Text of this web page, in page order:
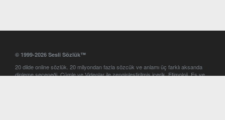
© 1999-2026 Sesli Sözlük™
20 dilde online sözlük. 20 milyondan fazla sözcük ve anlamı üç farklı aksanda
dinleme seçeneği. Cümle ve Videolar ile zenginleştirilmiş içerik. Etimoloji, Eş ve